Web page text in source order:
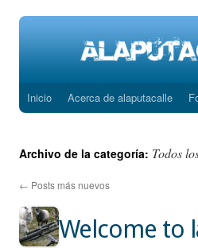
Saltar
contenido
Inicio Acerca de alaputacalle
Archivo de la categoría: Todos
← Posts más nuevos
Welcome to